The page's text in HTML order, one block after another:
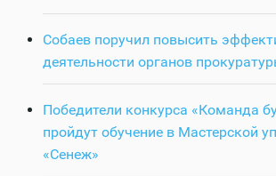
Собаев поручил повысить
деятельности органов
Победители конкурса «Команда
пройдут обучение в Мастерской
«Сенеж»